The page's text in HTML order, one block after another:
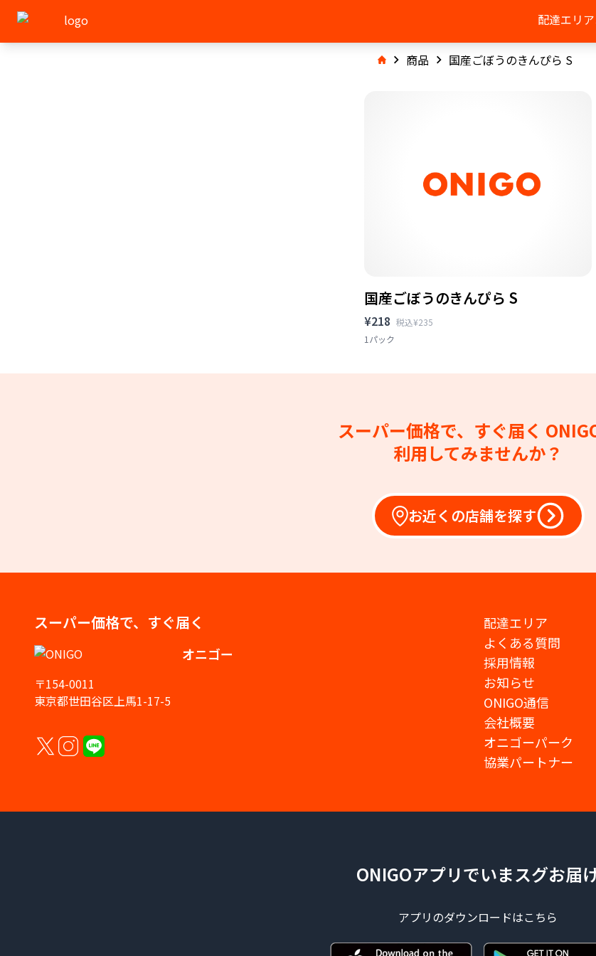
配達エリア
商品 国産ごぼうのきんぴら S
国産ごぼうのきんぴら S
¥218 税込¥235
1パック
スーパー価格で、すぐ届く
利用してみませんか？
お近くの店舗を探す
スーパー価格で、すぐ届く
オニゴー
〒154-0011
東京都世田谷区上馬1-17-5
配達エリア
よくある質問
採用情報
お知らせ
ONIGO通信
会社概要
オニゴーパーク
協業パートナー
ONIGOアプリでいまスグお届
アプリのダウンロードはこちら